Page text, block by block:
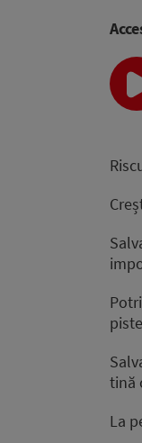
tină
La